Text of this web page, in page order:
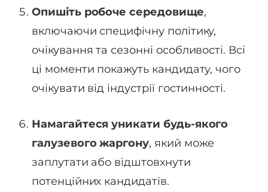
Опишіть робоче середовище,
включаючи специфічну політику,
очікування та сезонні особливості. Всі
ці моменти покажуть кандидату, чого
очікувати від індустрії гостинності.
Намагайтеся уникати будь-якого
галузевого жаргону, який може
заплутати або відштовхнути
потенційних кандидатів.